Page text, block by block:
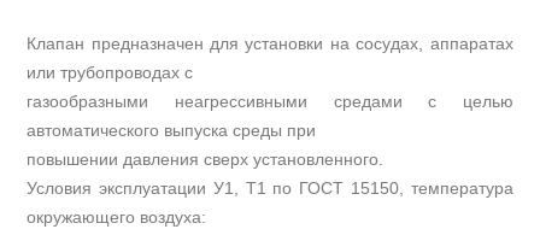
Клапан предназначен для установки на сосудах, аппаратах
или трубопроводах с
газообразными неагрессивными средами с целью
автоматического выпуска среды при
повышении давления сверх установленного.
Условия эксплуатации У1, Т1 по ГОСТ 15150, температура
окружающего воздуха: